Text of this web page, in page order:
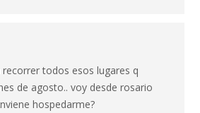
recorrer todos esos lugares q
de agosto.. voy desde rosario
hospedarme?